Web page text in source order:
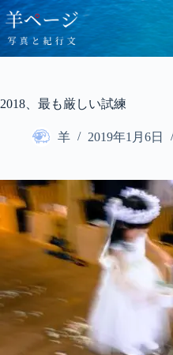
コ
ン
テ
ン
ス
2018、最も厳しい試練
羊 2019年1月6日